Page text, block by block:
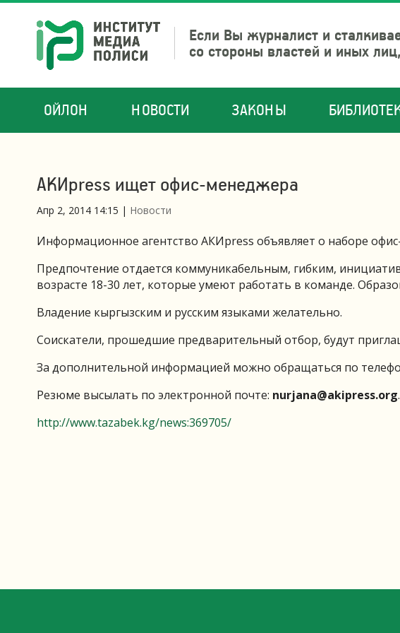
Если Вы журналист и
со стороны властей и иных
ОЙЛОН НОВОСТИ ЗАКОНЫ
АКИpress ищет офис-менеджера
Апр 2, 2014 14:15 | Новости
Информационное агентство АКИpress объявляет о наборе
Предпочтение отдается коммуникабельным, гибким,
возрасте 18-30 лет, которые умеют работать в команде.
Владение кыргызским и русским языками желательно.
Соискатели, прошедшие предварительный отбор, будут
За дополнительной информацией можно обращаться по
Резюме высылать по электронной почте: nurjana@akipress.org.
http://www.tazabek.kg/news:369705/